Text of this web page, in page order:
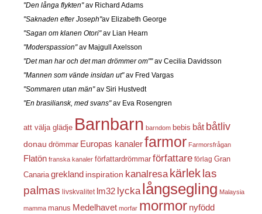
"Den långa flykten"av Richard Adams
"Saknaden efter Joseph"av Elizabeth George
"Sagan om klanen Otori"av Lian Hearn
"Moderspassion"av Majgull Axelsson
"Det man har och det man drömmer om""av Cecilia Davidsson
"Mannen som vände insidan ut"av Fred Vargas
"Sommaren utan män"av Siri Hustvedt
"En brasiliansk, med svans"av Eva Rosengren
att välja glädje Barnbarn barndom bebis båt båtliv
donau drömmar Europas kanalerfarmor Farmorsfrågan
Flatön franska kanaler författardrömmar författare förlag Gran
Canaria grekland inspiration kanalresa kärleklas
palmas livskvalitet lm32 lycka långsegling Malaysia
mamma manus Medelhavet morfar mormor nyfödd